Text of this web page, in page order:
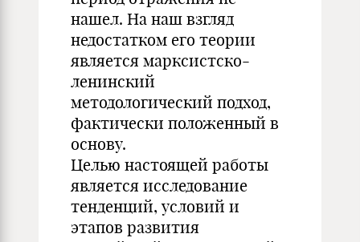
нашел. На наш взгляд
недостатком его теории
является марксистско-
ленинский
методологический подход,
фактически положенный в
основу.
Целью настоящей работы
является исследование
тенденций, условий и
этапов развития